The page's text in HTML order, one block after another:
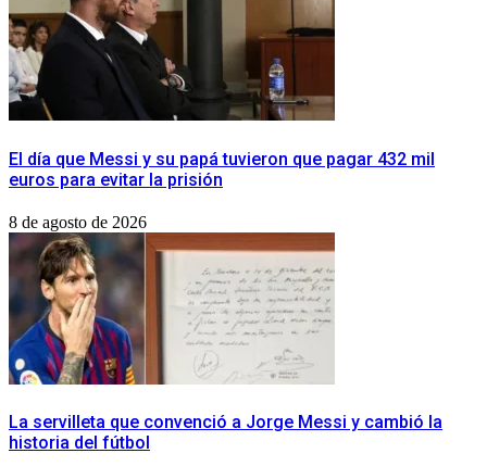
El día que Messi y su papá tuvieron que pagar 432 mil
euros para evitar la prisión
8 de agosto de 2026
La servilleta que convenció a Jorge Messi y cambió la
historia del fútbol